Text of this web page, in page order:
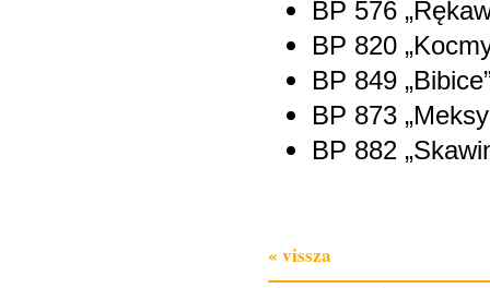
BP 576
BP 820
BP 849
BP 873
BP 882
« vissza